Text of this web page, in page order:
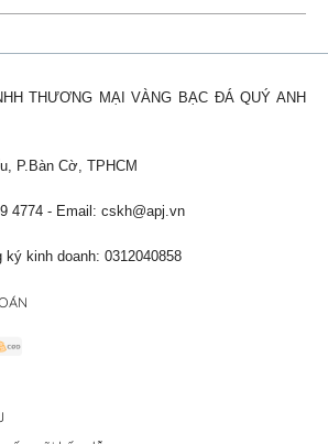
THƯƠNG MẠI VÀNG BẠC ĐÁ QUÝ ANH
P.Bàn Cờ, TPHCM
4774 - Email: cskh@apj.vn
kinh doanh: 0312040858